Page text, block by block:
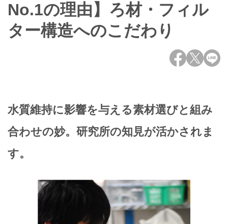
No.1の理由】ろ材・フィル
ター構造へのこだわり
水質維持に影響を与える素材選びと組み
合わせの妙。研究所の知見が活かされま
す。